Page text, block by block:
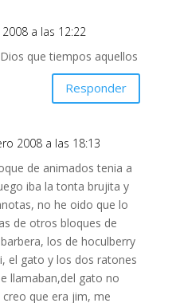
a las 12:22
que tiempos aquellos
Responder
2008 a las 18:13
de animados tenia a
iba la tonta brujita y
no he oido que lo
de otros bloques de
los de hoculberry
el gato y los dos ratones
llamaban,del gato no
que era jim, me